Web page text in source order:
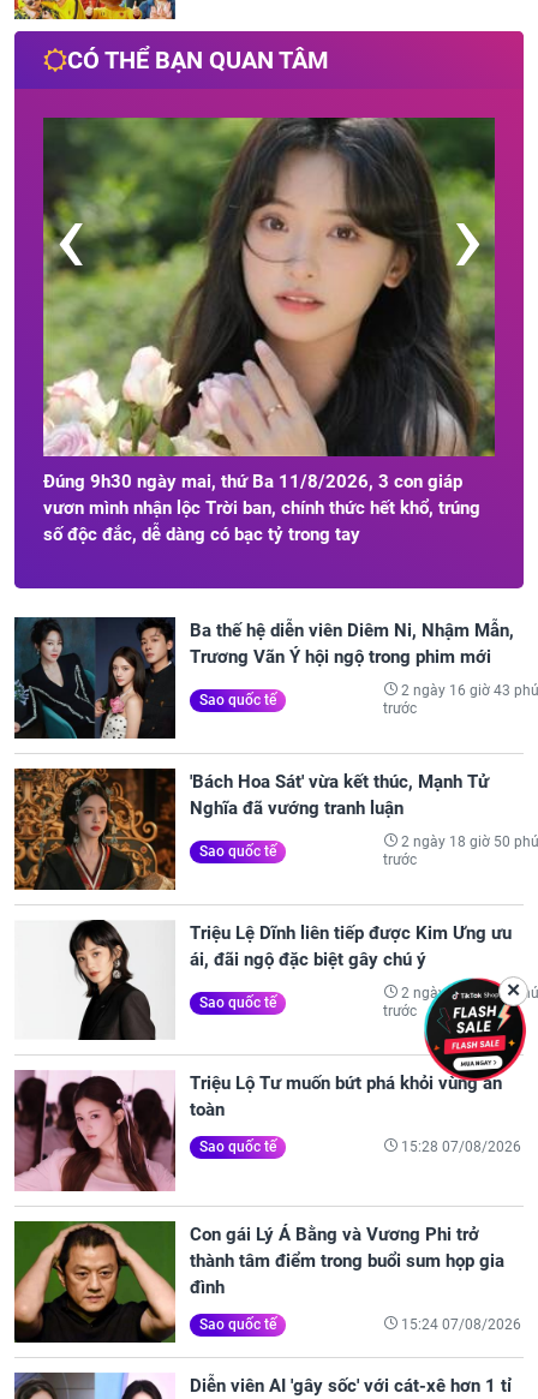
CÓ THỂ BẠN QUAN TÂM
Đúng 9h30 ngày mai, thứ Ba 11/8/2026, 3 con giáp
vươn mình nhận lộc Trời ban, chính thức hết khổ, trúng
số độc đắc, dễ dàng có bạc tỷ trong tay
‹ ›
Ba thế hệ diễn viên Diêm Ni, Nhậm Mẫn,
Trương Vãn Ý hội ngộ trong phim mới
Sao quốc tế
2 ngày 16 giờ 43
trước
'Bách Hoa Sát' vừa kết thúc, Mạnh Tử
Nghĩa đã vướng tranh luận
Sao quốc tế
2 ngày 18 giờ 50
trước
Triệu Lệ Dĩnh liên tiếp được Kim Ưng ưu
ái, đãi ngộ đặc biệt gây chú ý
Sao quốc tế
2 ngày 20 giờ 50
trước
Triệu Lộ Tư muốn bứt phá khỏi vùng an
toàn
Sao quốc tế 15:28 07/08/2026
Con gái Lý Á Bằng và Vương Phi trở
thành tâm điểm trong buổi sum họp gia
đình
Sao quốc tế 15:24 07/08/2026
Diễn viên AI 'gây sốc' với cát-xê hơn 1 tỉ
✕